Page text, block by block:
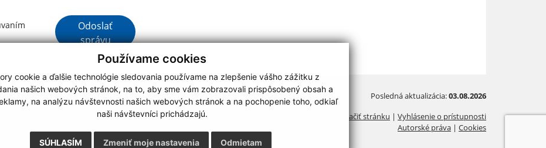
Používame cookies
cookie a ďalšie technológie sledovania používame na zlepšenie vášho zážitku z
našich webových stránok, na to, aby sme vám zobrazovali prispôsobený obsah a
na analýzu návštevnosti našich webových stránok a na pochopenie toho, odkiaľ
naši návštevníci prichádzajú.
SÚHLASÍM Odmietam
Zmeniť moje nastavenia
Google reCaptcha Response
Odoslať
správu
2,
s.r.o.
Posledná aktualizácia:03.08.2026
Vytlačiť stránku | Vyhlásenie o prístupnosti
Autorské práva | Cookies
webdesign|